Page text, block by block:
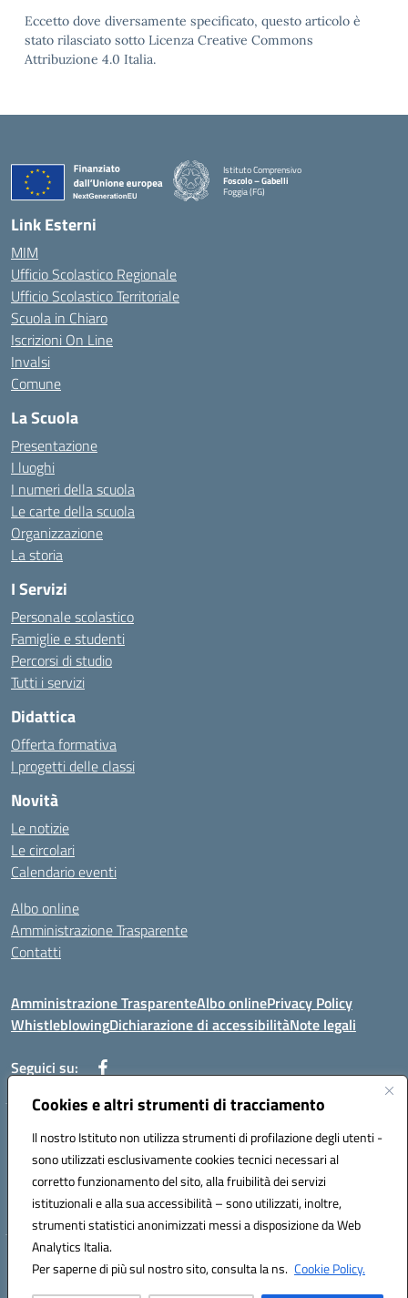
Cookies e altri strumenti di tracciamento
Il nostro Istituto non utilizza strumenti di profilazione degli utenti -
sono utilizzati esclusivamente cookies tecnici necessari al
corretto funzionamento del sito, alla fruibilità dei servizi
istituzionali e alla sua accessibilità – sono utilizzati, inoltre,
strumenti statistici anonimizzati messi a disposizione da Web
Analytics Italia.
Per saperne di più sul nostro sito, consulta la ns. Cookie Policy.
Eccetto dove diversamente specificato, questo articolo è
stato rilasciato sotto Licenza Creative Commons
Attribuzione 4.0 Italia.
Istituto Comprensivo
Foscolo – Gabelli
Foggia (FG)
— Visita la pagina iniziale della scuola
Link Esterni
MIM
Ufficio Scolastico Regionale
Ufficio Scolastico Territoriale
Scuola in Chiaro
Iscrizioni On Line
Invalsi
Comune
La Scuola
Presentazione
I luoghi
I numeri della scuola
Le carte della scuola
Organizzazione
La storia
I Servizi
Personale scolastico
Famiglie e studenti
Percorsi di studio
Tutti i servizi
Didattica
Offerta formativa
I progetti delle classi
Novità
Le notizie
Le circolari
Calendario eventi
Albo online
Amministrazione Trasparente
Contatti
Amministrazione TrasparenteAlbo onlinePrivacy Policy
WhistleblowingDichiarazione di accessibilitàNote legali
Seguici su:
Telefono: 0881814875
Mail: fgic86100g@istruzione.it PEC: fgic86100g@pec.istruzione.it
Codice univoco ufficio: UF0Y26 Codice IPA: istsc_fgic86100g
Codice meccanografico: FGIC86100G
Codice fiscale: 80030630711
Hosting & Powered by 3D Solution S.r.l.
Concept & Design by Designers Italia